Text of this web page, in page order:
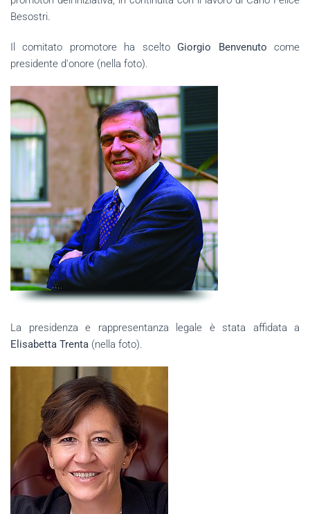
Besostri.
Il comitato promotore ha scelto Giorgio Benvenuto come
presidente d'onore (nella foto).
La presidenza e rappresentanza legale è stata affidata a
Elisabetta Trenta (nella foto).